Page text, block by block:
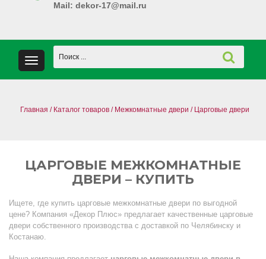
Mail: dekor-17@mail.ru
Главная / Каталог товаров / Межкомнатные двери /Царговые двери
ЦАРГОВЫЕ МЕЖКОМНАТНЫЕ
ДВЕРИ – КУПИТЬ
Ищете, где купить царговые межкомнатные двери по выгодной
цене? Компания «Декор Плюс» предлагает качественные царговые
двери собственного производства с доставкой по Челябинску и
Костанаю.